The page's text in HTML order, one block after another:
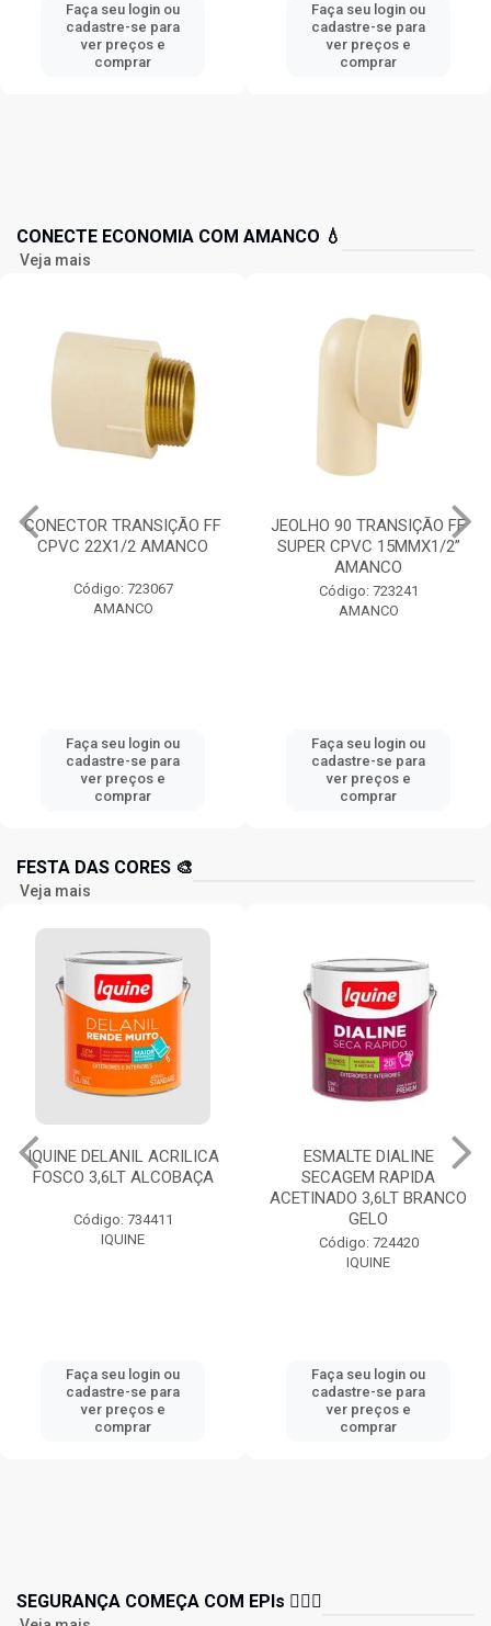
Faça seu login ou
cadastre-se para
ver preços e
comprar
Faça seu login ou
cadastre-se para
ver preços e
comprar
CONECTE ECONOMIA COM AMANCO 💧
Veja mais
CONECTOR TRANSIÇÃO FF
CPVC 22X1/2 AMANCO
Código: 723067
AMANCO
Faça seu login ou
cadastre-se para
ver preços e
comprar
JEOLHO 90 TRANSIÇÃO FF
SUPER CPVC 15MMX1/2”
AMANCO
Código: 723241
AMANCO
Faça seu login ou
cadastre-se para
ver preços e
comprar
FESTA DAS CORES 🎨
Veja mais
IQUINE DELANIL ACRILICA
FOSCO 3,6LT ALCOBAÇA
Código: 734411
IQUINE
Faça seu login ou
cadastre-se para
ver preços e
comprar
ESMALTE DIALINE
SECAGEM RAPIDA
ACETINADO 3,6LT BRANCO
GELO
Código: 724420
IQUINE
Faça seu login ou
cadastre-se para
ver preços e
comprar
SEGURANÇA COMEÇA COM EPIs 👷🏻‍♂️